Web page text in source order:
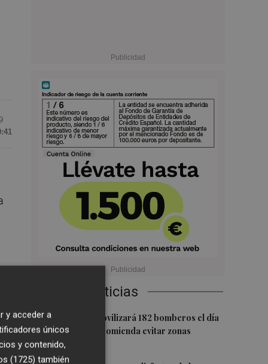
Últimas Noticias
1El Consorcio movilizará 182 bomberos el día
del eclipse y recomienda evitar zonas
forestales
y acceder a
únicos
y contenido,
(1725) también